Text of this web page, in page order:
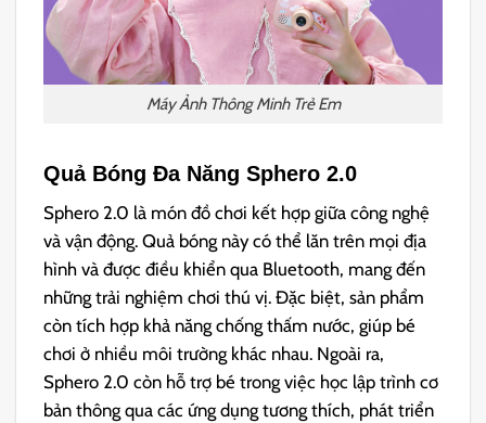
Máy Ảnh Thông Minh Trẻ Em
Quả Bóng Đa Năng Sphero 2.0
Sphero 2.0 là món đồ chơi kết hợp giữa công nghệ
và vận động. Quả bóng này có thể lăn trên mọi địa
hình và được điều khiển qua Bluetooth, mang đến
những trải nghiệm chơi thú vị. Đặc biệt, sản phẩm
còn tích hợp khả năng chống thấm nước, giúp bé
chơi ở nhiều môi trường khác nhau. Ngoài ra,
Sphero 2.0 còn hỗ trợ bé trong việc học lập trình cơ
bản thông qua các ứng dụng tương thích, phát triển